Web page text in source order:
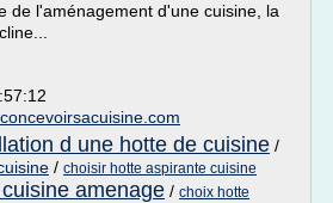
de l'aménagement d'une cuisine, la
d une hotte de cuisine /
/ choisir hotte aspirante cuisine
amenage / choix hotte